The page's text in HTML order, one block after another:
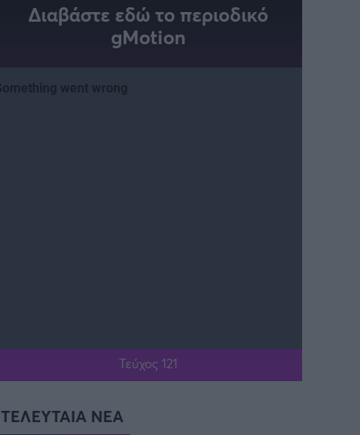
Διαβάστε εδώ το περιοδικό
gMotion
Τεύχος 121
ΤΕΛΕΥΤΑΙΑ ΝΕΑ